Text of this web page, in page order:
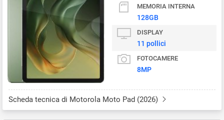
MEMORIA INTERNA
128GB
DISPLAY
11 pollici
FOTOCAMERE
8MP
Scheda tecnica di Motorola Moto Pad (2026)